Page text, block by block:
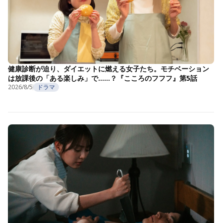
健康診断が迫り、ダイエットに燃える女子たち。モチベーション
は放課後の「ある楽しみ」で……？『こころのフフフ』第5話
2026/8/5 ドラマ